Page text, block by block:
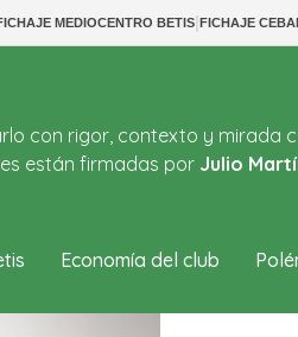
MEDIOCENTRO BETIS|FICHAJE
con rigor, contexto y mirada
están firmadas por Julio
Economía del club